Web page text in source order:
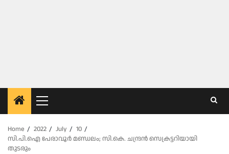
Primary
Menu
Home
2022 July
10
സി.പി.ഐ പേരാവൂർ മണ്ഡലം; സി.കെ. ചന്ദ്രൻ സെക്രട്ടറിയായി
തുടരും